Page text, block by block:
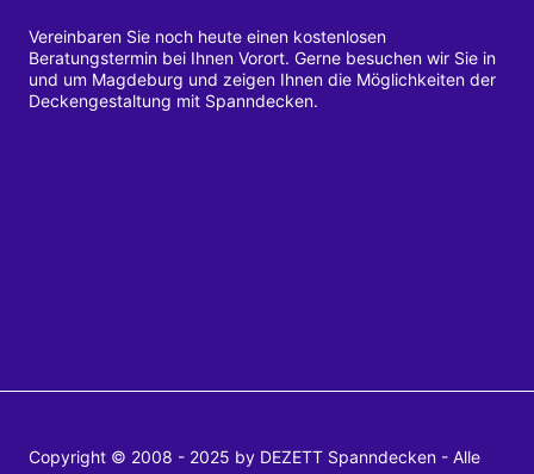
Vereinbaren Sie noch heute einen kostenlosen
Beratungstermin bei Ihnen Vorort. Gerne besuchen wir Sie in
und um Magdeburg und zeigen Ihnen die Möglichkeiten der
Deckengestaltung mit Spanndecken.
Copyright © 2008 - 2025 by DEZETT Spanndecken - Alle